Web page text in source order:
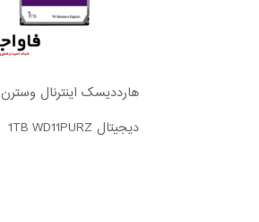
هارددیسک اینترنال وسترن
دیجیتال 1TB WD11PURZ